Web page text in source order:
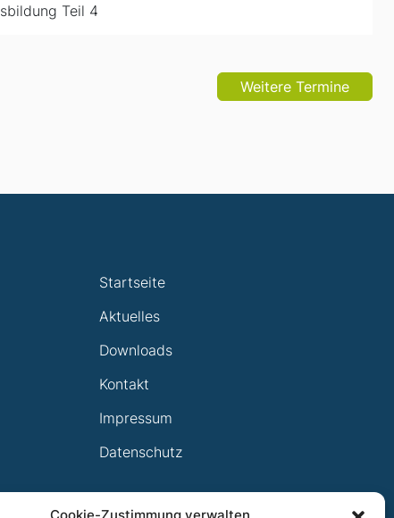
Teil 4
Weitere Termine
Startseite
Aktuelles
Downloads
Kontakt
Impressum
Datenschutz